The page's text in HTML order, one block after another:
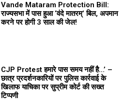
Vande Mataram Protection Bill:
राज्यसभा में पास हुआ ‘वंदे मातरम्’ बिल, अपमान
करने पर होगी 3 साल की जेल!
CJP Protest हमारे पास समय नहीं है…’ –
छात्र प्रदर्शनकारियों पर पुलिस कार्रवाई के
खिलाफ याचिका पर सुप्रीम कोर्ट की सख्त
टिप्पणी